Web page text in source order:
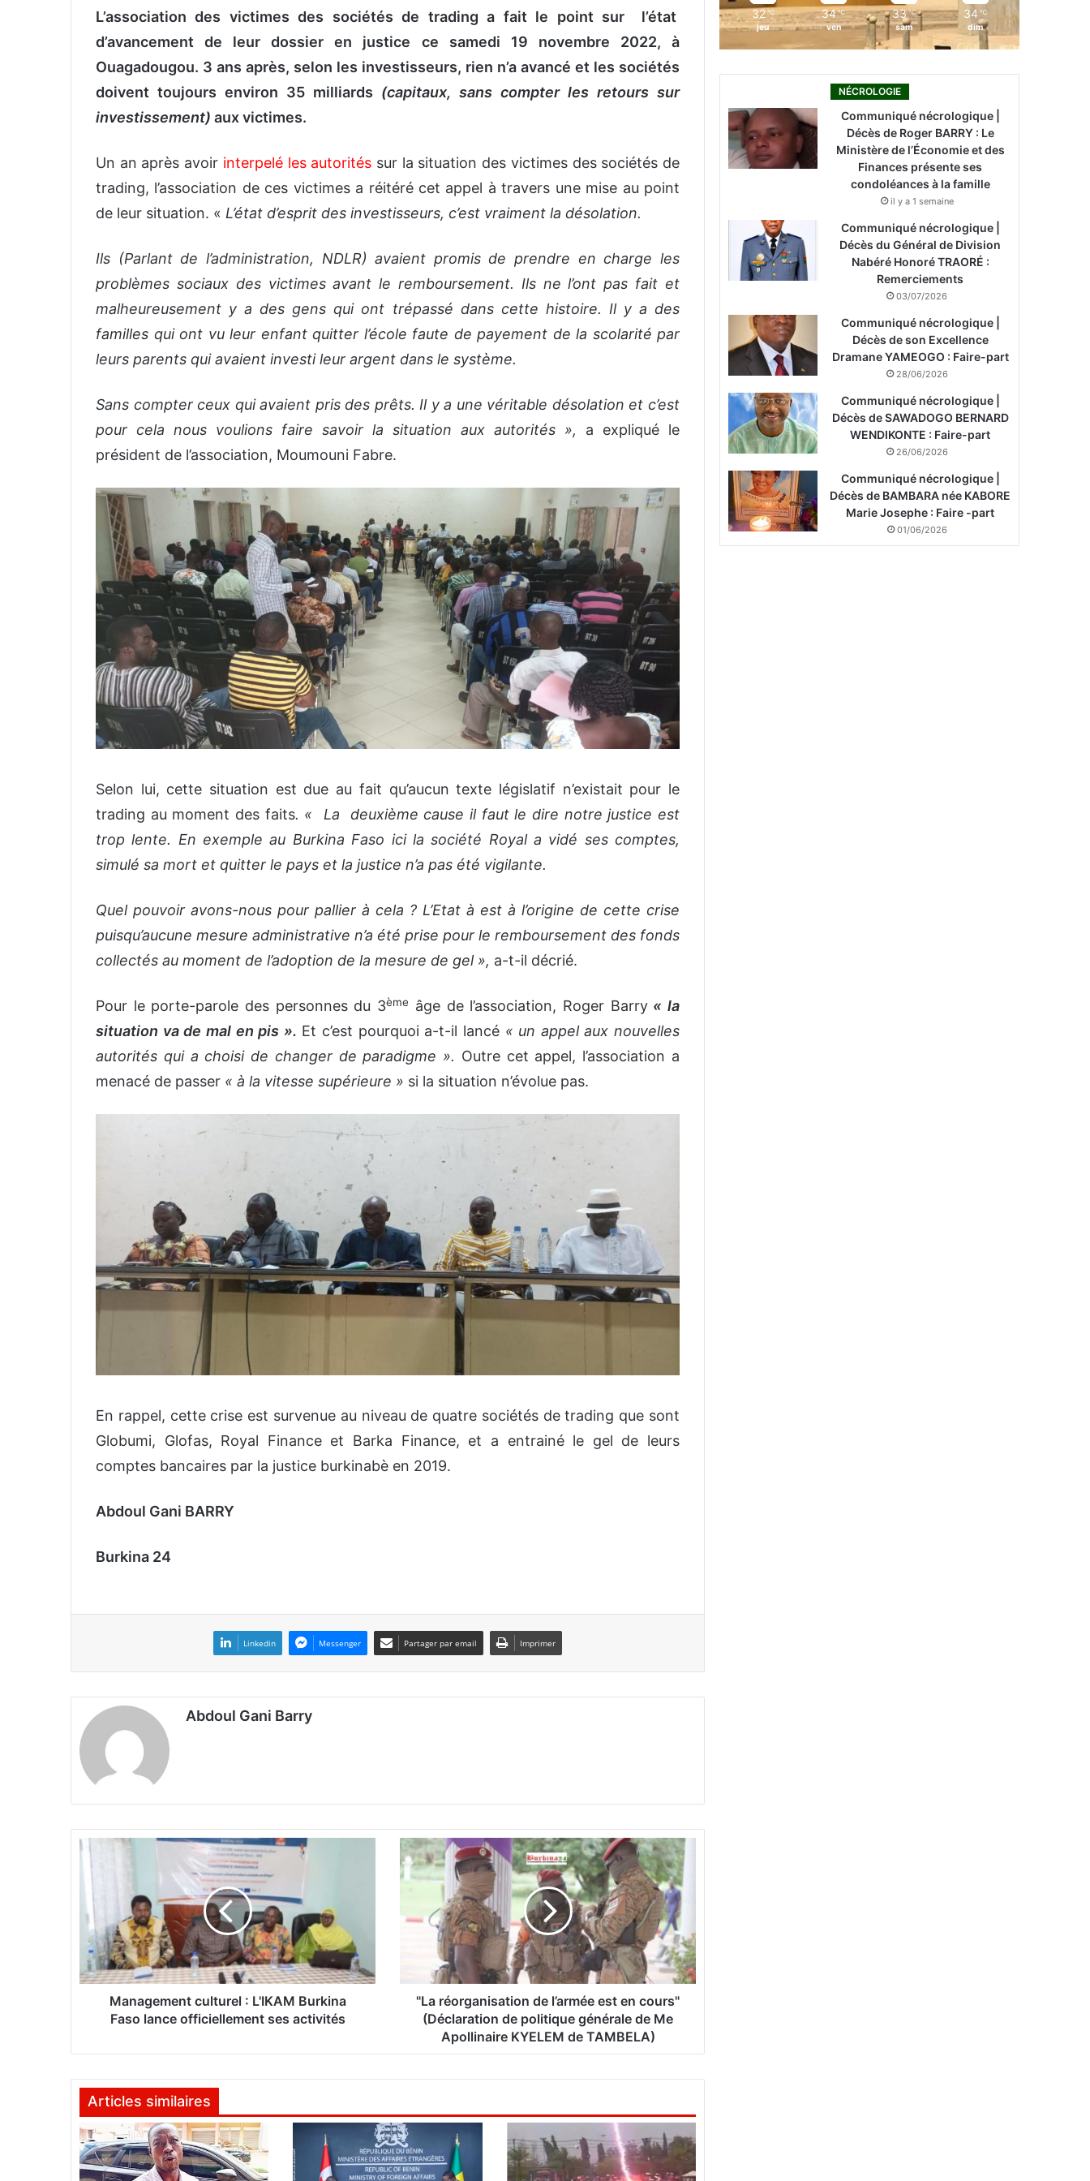
L’association des victimes des sociétés de trading a fait le point sur l’état
d’avancement de leur dossier en justice ce samedi 19 novembre 2022, à
Ouagadougou. 3 ans après, selon les investisseurs, rien n’a avancé et les sociétés
doivent toujours environ 35 milliards (capitaux, sans compter les retours sur
investissement) aux victimes.
Un an après avoir interpelé les autorités sur la situation des victimes des sociétés de
trading, l’association de ces victimes a réitéré cet appel à travers une mise au point
de leur situation. « L’état d’esprit des investisseurs, c’est vraiment la désolation.
Ils (Parlant de l’administration, NDLR) avaient promis de prendre en charge les
problèmes sociaux des victimes avant le remboursement. Ils ne l’ont pas fait et
malheureusement y a des gens qui ont trépassé dans cette histoire. Il y a des
familles qui ont vu leur enfant quitter l’école faute de payement de la scolarité par
leurs parents qui avaient investi leur argent dans le système.
Sans compter ceux qui avaient pris des prêts. Il y a une véritable désolation et c’est
pour cela nous voulions faire savoir la situation aux autorités », a expliqué le
président de l’association, Moumouni Fabre.
Selon lui, cette situation est due au fait qu’aucun texte législatif n’existait pour le
trading au moment des faits. « La deuxième cause il faut le dire notre justice est
trop lente. En exemple au Burkina Faso ici la société Royal a vidé ses comptes,
simulé sa mort et quitter le pays et la justice n’a pas été vigilante.
Quel pouvoir avons-nous pour pallier à cela ? L’Etat à est à l’origine de cette crise
puisqu’aucune mesure administrative n’a été prise pour le remboursement des fonds
collectés au moment de l’adoption de la mesure de gel », a-t-il décrié.
Pour le porte-parole des personnes du 3ème âge de l’association, Roger Barry« la
situation va de mal en pis ». Et c’est pourquoi a-t-il lancé « un appel aux nouvelles
autorités qui a choisi de changer de paradigme ». Outre cet appel, l’association a
menacé de passer « à la vitesse supérieure » si la situation n’évolue pas.
En rappel, cette crise est survenue au niveau de quatre sociétés de trading que sont
Globumi, Glofas, Royal Finance et Barka Finance, et a entrainé le gel de leurs
comptes bancaires par la justice burkinabè en 2019.
Abdoul Gani BARRY
Burkina 24
Linkedin Messenger Partager par email Imprimer
Abdoul Gani Barry
M
m
n
l
u
e
l
:
L
Management culturel : L'IKAM Burkina
Faso lance officiellement ses activités
"
L
a
é
a
n
d
e
l
"La réorganisation de l’armée est en cours"
(Déclaration de politique générale de Me
Apollinaire KYELEM de TAMBELA)
Articles similaires
32 ℃
jeu
34 ℃
ven
33 ℃
sam
34 ℃
dim
NÉCROLOGIE
Communiqué nécrologique |
Décès de Roger BARRY : Le
Ministère de l’Économie et des
Finances présente ses
condoléances à la famille
il y a 1 semaine
Communiqué nécrologique |
Décès du Général de Division
Nabéré Honoré TRAORÉ :
Remerciements
03/07/2026
Communiqué nécrologique |
Décès de son Excellence
Dramane YAMEOGO : Faire-part
28/06/2026
Communiqué nécrologique |
Décès de SAWADOGO BERNARD
WENDIKONTE : Faire-part
26/06/2026
Communiqué nécrologique |
Décès de BAMBARA née KABORE
Marie Josephe : Faire -part
01/06/2026